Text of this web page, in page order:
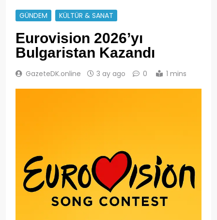
GÜNDEM KÜLTÜR & SANAT
Eurovision 2026’yı
Bulgaristan Kazandı
GazeteDK.online 3 ay ago 0 1 mins